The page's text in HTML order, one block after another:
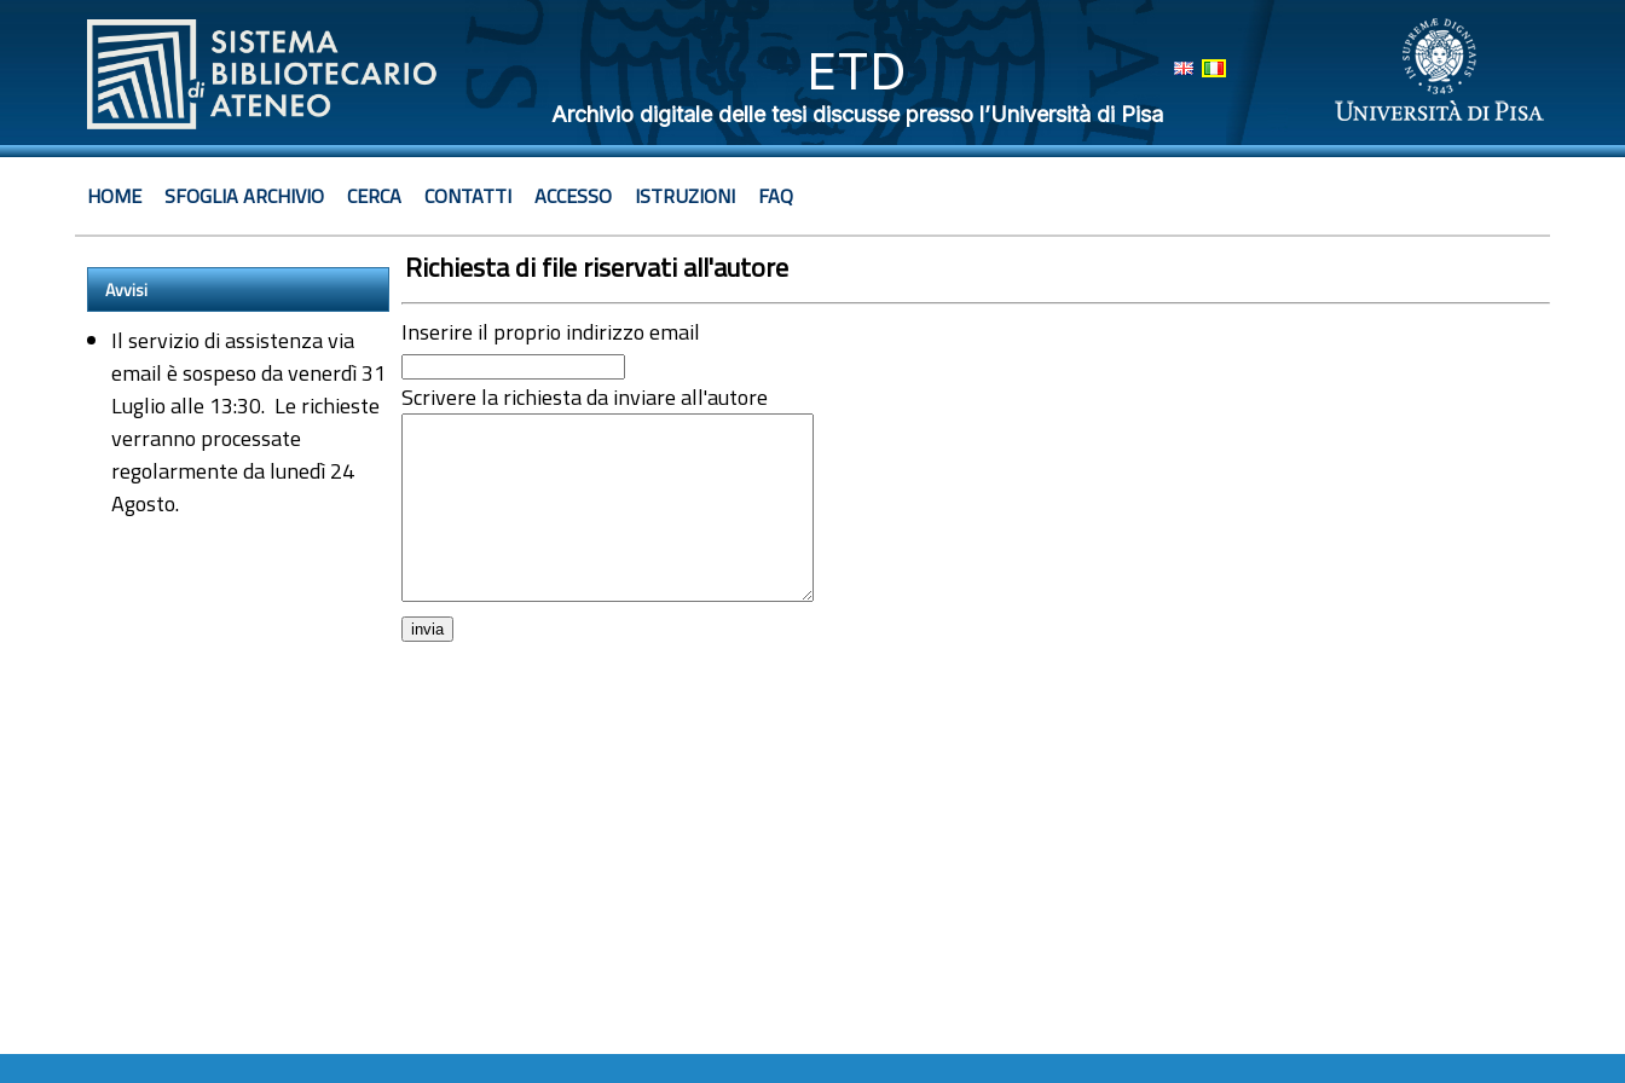
ETD
Archivio digitale delle tesi discusse presso l’Università di Pisa
HOME SFOGLIA ARCHIVIO CERCA CONTATTI ACCESSO ISTRUZIONI FAQ
Avvisi
Il servizio di assistenza via
email è sospeso da venerdì 31
Luglio alle 13:30. Le richieste
verranno processate
regolarmente da lunedì 24
Agosto.
Richiesta di file riservati all'autore
Inserire il proprio indirizzo email
Scrivere la richiesta da inviare all'autore